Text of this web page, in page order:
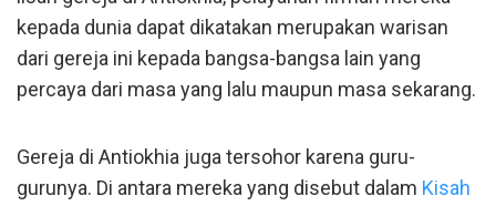
kepada dunia dapat dikatakan merupakan warisan
dari gereja ini kepada bangsa-bangsa lain yang
percaya dari masa yang lalu maupun masa sekarang.
Gereja di Antiokhia juga tersohor karena guru-
gurunya. Di antara mereka yang disebut dalam Kisah